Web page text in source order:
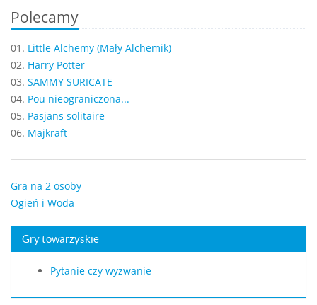
Polecamy
01. Little Alchemy (Mały Alchemik)
02. Harry Potter
03. SAMMY SURICATE
04. Pou nieograniczona...
05. Pasjans solitaire
06. Majkraft
Gra na 2 osoby
Ogień i Woda
Gry towarzyskie
Pytanie czy wyzwanie